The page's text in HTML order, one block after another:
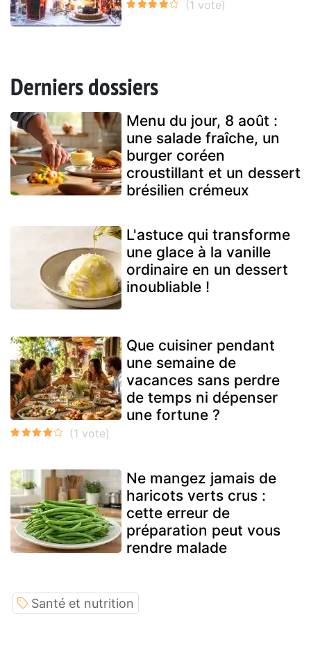
Derniers dossiers
Menu du jour, 8 août :
une salade fraîche, un
burger coréen
croustillant et un dessert
brésilien crémeux
L'astuce qui transforme
une glace à la vanille
ordinaire en un dessert
inoubliable !
Que cuisiner pendant
une semaine de
vacances sans perdre
de temps ni dépenser
une fortune ?
Ne mangez jamais de
haricots verts crus :
cette erreur de
préparation peut vous
rendre malade
Santé et nutrition